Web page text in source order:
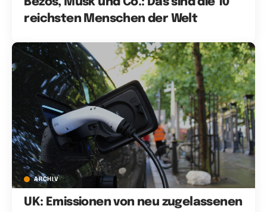
reichsten Menschen der Welt
ARCHIV
UK: Emissionen von neu zugelassenen